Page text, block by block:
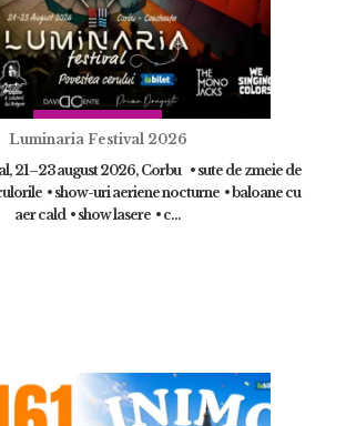
Luminaria Festival 2026
21–23 august 2026, Corbu • sute de zmeie de
• show-uri aeriene nocturne • baloane cu
aer cald • show lasere • c...